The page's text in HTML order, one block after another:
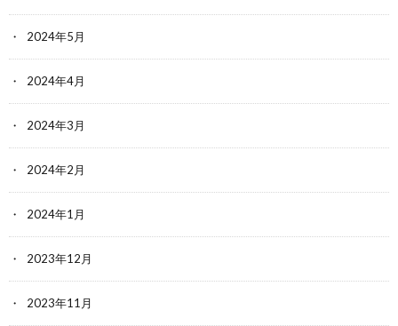
2024年5月
2024年4月
2024年3月
2024年2月
2024年1月
2023年12月
2023年11月